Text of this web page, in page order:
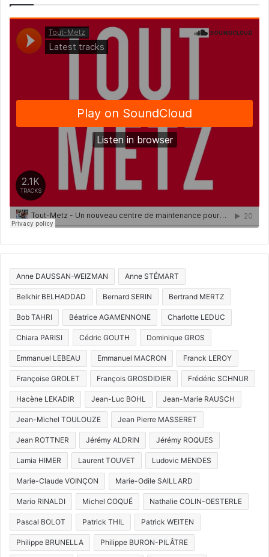
Anne DAUSSAN-WEIZMAN Anne STÉMART
Belkhir BELHADDAD Bernard SERIN Bertrand MERTZ
Bob TAHRI Béatrice AGAMENNONE Charlotte LEDUC
Chiara PARISI Cédric GOUTH Dominique GROS
Emmanuel LEBEAU Emmanuel MACRON Franck LEROY
Françoise GROLET François GROSDIDIER Frédéric SCHNUR
Hacène LEKADIR Jean-Luc BOHL Jean-Marie RAUSCH
Jean-Michel TOULOUZE Jean Pierre MASSERET
Jean ROTTNER Jérémy ALDRIN Jérémy ROQUES
Lamia HIMER Laurent TOUVET Ludovic MENDES
Marie-Claude VOINÇON Marie-Odile SAILLARD
Mario RINALDI Michel COQUÉ Nathalie COLIN-OESTERLE
Pascal BOLOT Patrick THIL Patrick WEITEN
Philippe BRUNELLA Philippe BURON-PILÂTRE